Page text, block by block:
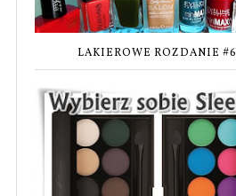
LAKIEROWE ROZDANIE #6